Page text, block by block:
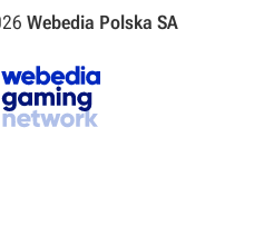
Webedia Polska SA